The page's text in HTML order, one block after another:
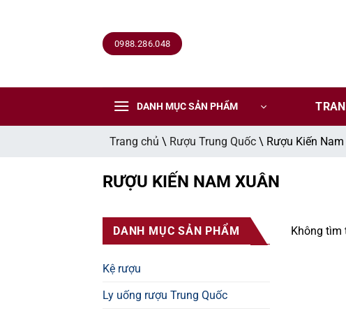
ruoutoancau.com không mua bán rượu qua mạng internet, website
Các sản phẩm rượu không dành cho người dưới 18 tuổi và phụ nữ
Bạn có chắc chắn bạn muốn tiếp tục truy cập trang web hay không?
0988.286.048
DANH MỤC SẢN PHẨM
Trang chủ \ Rượu Trung Quốc \ Rượu Kiến
RƯỢU KIẾN NAM XUÂN
DANH MỤC SẢN PHẨM
Kệ rượu
Ly uống rượu Trung Quốc
Không tìm